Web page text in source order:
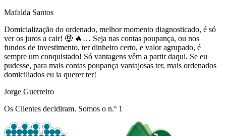
Mafalda Santos
Domicialização do ordenado, melhor momento diagnosticado, é só
ver os juros a cair! 🤑 🔥…​ Seja nas contas poupança, ou nos
fundos de investimento, ter dinheiro certo, e valor agrupado, é
sempre um conquistado! Só vantagens vêm a partir daqui. Se eu
pudesse, para mais contas poupança vantajosas ter, mais ordenados
domiciliados eu ia querer ter!
Jorge Guerreiro
Os Clientes decidiram. Somos o n.º 1